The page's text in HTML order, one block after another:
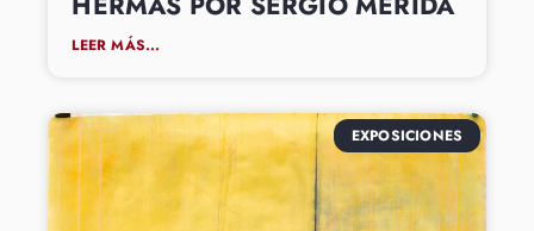
LEER MÁS...
EXPOSICIONES